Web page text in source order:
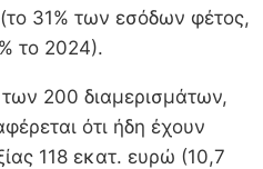
31% των εσόδων φέτος,
το 2024).
200 διαμερισμάτων,
ότι ήδη έχουν
118 εκατ. ευρώ (10,7